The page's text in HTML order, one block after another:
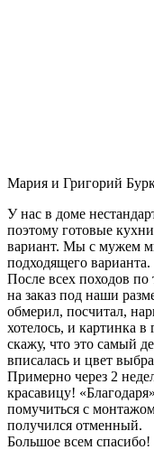
Мария и Григорий
У нас в доме
поэтому готовые
вариант. Мы с мужем
подходящего варианта.
После всех походов
на заказ под наши
обмерил, посчитал,
хотелось, и картинка
скажу, что это самый
вписалась и цвет
Примерно через 2
красавицу!
помучиться с
получился отменный.
Большое всем